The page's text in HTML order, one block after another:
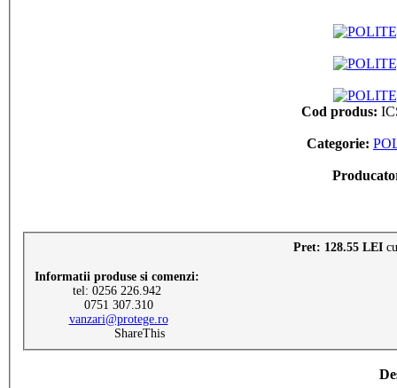
Cod produs:
Categorie:
Pret: 128.55 LEI
Informatii produse si comenzi:
tel: 0256 226.942
0751 307.310
vanzari@protege.ro
ShareThis